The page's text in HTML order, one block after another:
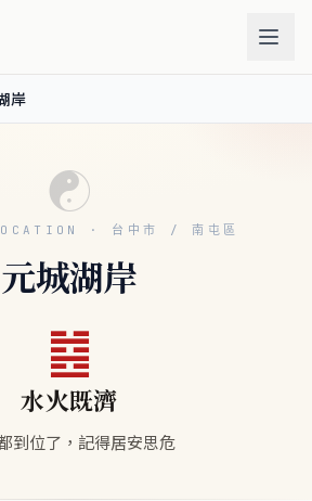
岸
☯
· 台中市 / 南屯區
元城湖岸
䷾
水火既濟
到位了，記得居安思危